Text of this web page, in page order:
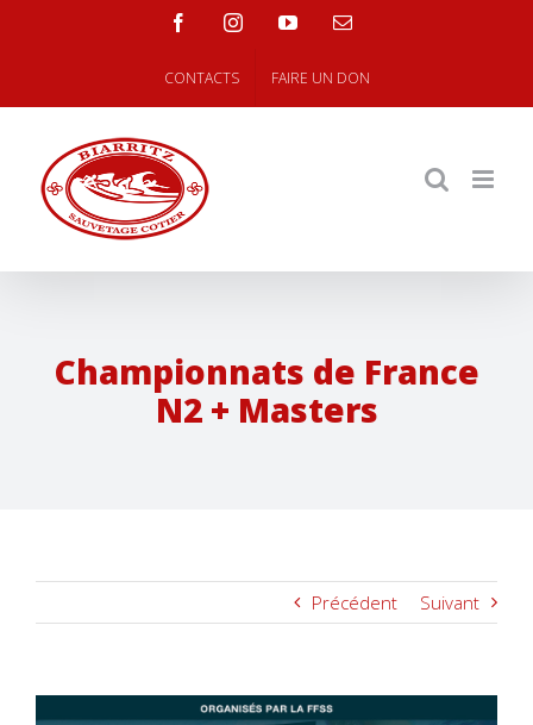
facebookinstagramyoutubeEmail
CONTACTS FAIRE UN DON
Championnats de France
N2 + Masters
Précédent Suivant